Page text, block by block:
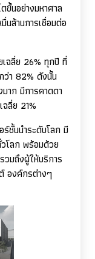
ขึ้นอย่างมหาศาล
ล้านการเชื่อมต่อ
เฉลี่ย 26% ทุกปี ที่
ว่า 82% ดังนั้น
าก มีการคาดดา
ลี่ย 21%
ร์ชั้นนำระดับโลก มี
โลก พร้อมด้วย
มถึงผู้ให้บริการ
องค์กรต่างๆ